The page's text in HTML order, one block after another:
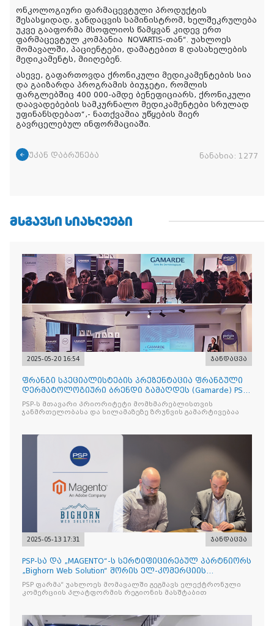
ონკოლოგიური ფარმაცევტული პროდუქტის
შესასყიდად, ჯანდაცვის სამინისტრომ, ხელშეკრულება
უკვე გააფორმა მსოფლიოს წამყვან კიდევ ერთ
ფარმაცევტულ კომპანია
NOVARTIS-თან“. უახლოეს
მომავალში, პაციენტები, დამატებით 8 დასახელების
მედიკამენტს, მიიღებენ.
ასევე, გაფართოვდა ქრონიკული მედიკამენტების სია
და გაიზარდა პროგრამის ბიუჯეტი, რომლის
ფარგლებშიც 400 000-ამდე ბენეფიციარს, ქრონიკული
დაავადებების სამკურნალო მედიკამენტები სრულად
უფინანსდებათ“,- ნათქვამია უწყების მიერ
გავრცელებულ ინფორმაციაში.
უკან დაბრუნება ნანახია: 1277
ᲛᲡᲒᲐᲕᲡᲘ ᲡᲘᲐᲮᲚᲔᲔᲑᲘ
2025-05-20 16:54 ჯანდაცვა
ფრანგი სპეციალისტების პრეზენტაცია ფრანგული
დერმატოლოგიური ბრენდი გამაღდეს (Gamarde) PSP-
ს ქსელის თან
PSP-ს მთავარი პრიორიტეტი მომხმარებლისთვის
ჯანმრთელობასა და სილამაზეზე ზრუნვის გამარტივებაა
2025-05-13 17:31 ჯანდაცვა
PSP-სა და „MAGENTO“-ს სერტიფიცირებულ პარტნიორს
„Bighorn Web Solution“ შორის ელ-კომერციის
პლატფორმის
PSP ფარმა“ უახლოეს მომავალში გეგმავს ელექტრონული
კომერციის პლატფორმის რეგიონის მასშტაბით